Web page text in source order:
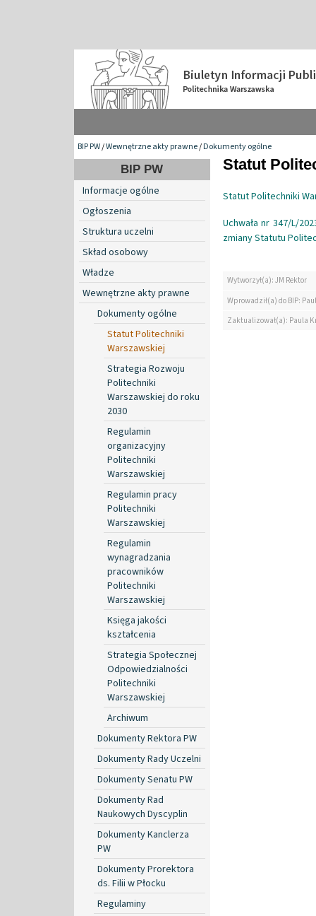
BIP PW/Wewnętrzne akty prawne/Dokumenty ogólne
BIP PW
Informacje ogólne
Ogłoszenia
Struktura uczelni
Skład osobowy
Władze
Wewnętrzne akty prawne
Dokumenty ogólne
Statut Politechniki
Warszawskiej
Strategia Rozwoju
Politechniki
Warszawskiej do roku
2030
Regulamin
organizacyjny
Politechniki
Warszawskiej
Regulamin pracy
Politechniki
Warszawskiej
Regulamin
wynagradzania
pracowników
Politechniki
Warszawskiej
Księga jakości
kształcenia
Strategia Społecznej
Odpowiedzialności
Politechniki
Warszawskiej
Archiwum
Dokumenty Rektora PW
Dokumenty Rady Uczelni
Dokumenty Senatu PW
Dokumenty Rad
Naukowych Dyscyplin
Dokumenty Kanclerza
PW
Dokumenty Prorektora
ds. Filii w Płocku
Regulaminy
Statut
Statut Politechniki
Uchwała nr 347/L/
zmiany Statutu
Wytworzył(a): JM Rektor
Wprowadził(a) do BIP:
Zaktualizował(a): Paula